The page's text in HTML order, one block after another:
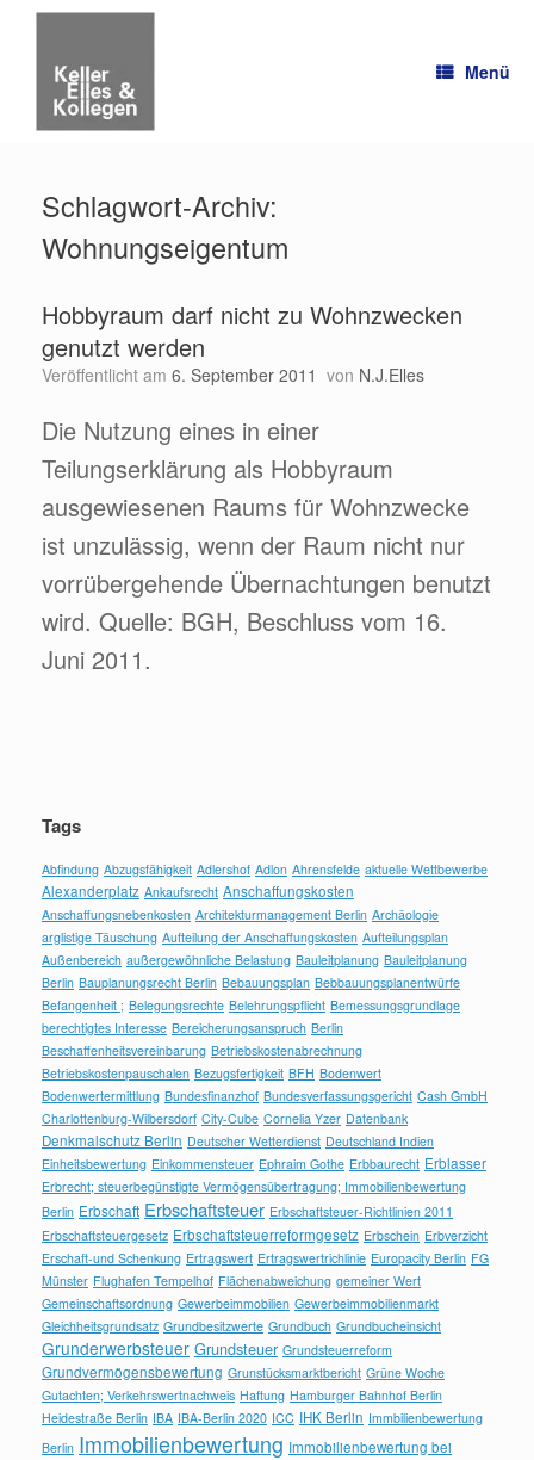
Menü
Schlagwort-Archiv:
Wohnungseigentum
Hobbyraum darf nicht zu Wohnzwecken
genutzt werden
Veröffentlicht am 6. September 2011 von N.J.Elles
Die Nutzung eines in einer
Teilungserklärung als Hobbyraum
ausgewiesenen Raums für Wohnzwecke
ist unzulässig, wenn der Raum nicht nur
vorrübergehende Übernachtungen benutzt
wird. Quelle: BGH, Beschluss vom 16.
Juni 2011.
Tags
Abfindung Abzugsfähigkeit Adlershof Adlon Ahrensfelde aktuelle Wettbewerbe
Alexanderplatz Ankaufsrecht Anschaffungskosten
Anschaffungsnebenkosten Architekturmanagement Berlin Archäologie
arglistige Täuschung Aufteilung der Anschaffungskosten Aufteilungsplan
Außenbereich außergewöhnliche Belastung Bauleitplanung Bauleitplanung
Berlin Bauplanungsrecht Berlin Bebauungsplan Bebbauungsplanentwürfe
Befangenheit ; Belegungsrechte Belehrungspflicht Bemessungsgrundlage
berechtigtes Interesse Bereicherungsanspruch Berlin
Beschaffenheitsvereinbarung Betriebskostenabrechnung
Betriebskostenpauschalen Bezugsfertigkeit BFH Bodenwert
Bodenwertermittlung Bundesfinanzhof Bundesverfassungsgericht Cash GmbH
Charlottenburg-Wilbersdorf City-Cube Cornelia Yzer Datenbank
Denkmalschutz Berlin Deutscher Wetterdienst Deutschland Indien
Einheitsbewertung Einkommensteuer Ephraim Gothe Erbbaurecht Erblasser
Erbrecht; steuerbegünstigte Vermögensübertragung; Immobilienbewertung
Berlin Erbschaft Erbschaftsteuer Erbschaftsteuer-Richtlinien 2011
Erbschaftsteuergesetz Erbschaftsteuerreformgesetz Erbschein Erbverzicht
Erschaft-und Schenkung Ertragswert Ertragswertrichlinie Europacity Berlin FG
Münster Flughafen Tempelhof Flächenabweichung gemeiner Wert
Gemeinschaftsordnung Gewerbeimmobilien Gewerbeimmobilienmarkt
Gleichheitsgrundsatz Grundbesitzwerte Grundbuch Grundbucheinsicht
Grunderwerbsteuer Grundsteuer Grundsteuerreform
Grundvermögensbewertung Grunstücksmarktbericht Grüne Woche
Gutachten; Verkehrswertnachweis Haftung Hamburger Bahnhof Berlin
Heidestraße Berlin IBA IBA-Berlin 2020 ICC IHK Berlin Immbilienbewertung
Berlin Immobilienbewertung Immobilienbewertung bei